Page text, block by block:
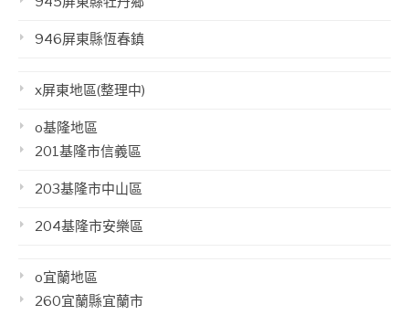
946屏東縣恆春鎮
x屏東地區(整理中)
o基隆地區
201基隆市信義區
203基隆市中山區
204基隆市安樂區
o宜蘭地區
260宜蘭縣宜蘭市